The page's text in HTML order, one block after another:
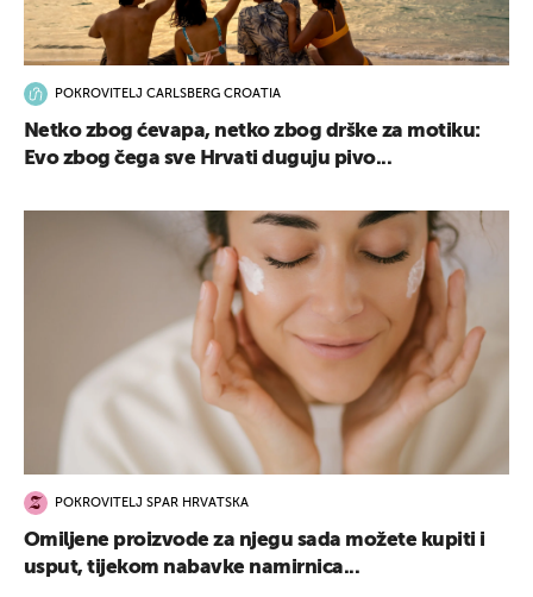
POKROVITELJ CARLSBERG CROATIA
Netko zbog ćevapa, netko zbog drške za motiku:
Evo zbog čega sve Hrvati duguju pivo...
POKROVITELJ SPAR HRVATSKA
Omiljene proizvode za njegu sada možete kupiti i
usput, tijekom nabavke namirnica...